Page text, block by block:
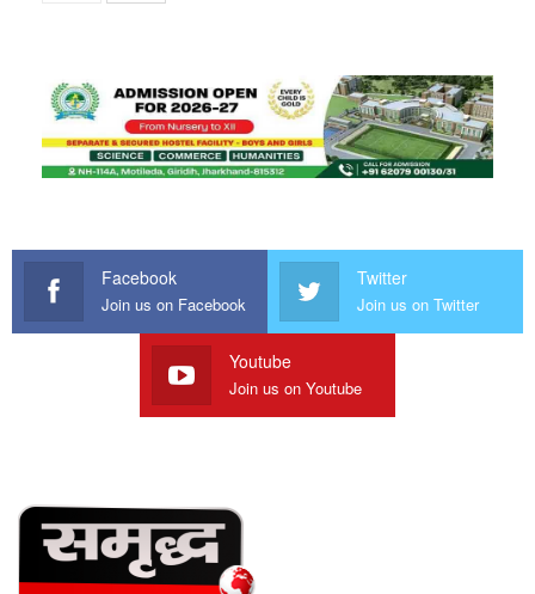
Facebook
Join us on Facebook
Twitter
Join us on Twitter
Youtube
Join us on Youtube